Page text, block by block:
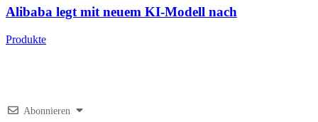
Alibaba legt mit neuem KI-Modell nach
Produkte
Abonnieren